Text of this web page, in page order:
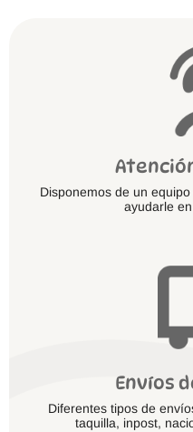
Disponemos de un
ayudarle
Envíos
Diferentes tipos de
taquilla, inpost,